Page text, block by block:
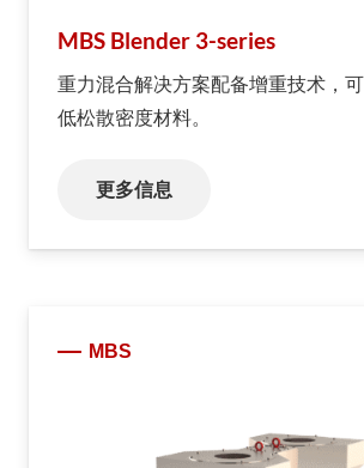
MBS Blender 3-series
重力混合解决方案配备增重技术，
低松散密度材料。
更多信息
MBS